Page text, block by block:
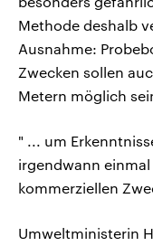
Methode deshalb
Ausnahme:
Zwecken sollen
Metern möglich
" ... um
irgendwann einmal
kommerziellen
Umweltministerin